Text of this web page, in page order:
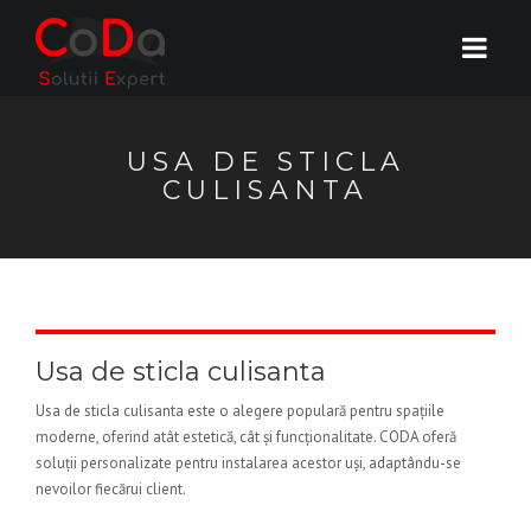
USA DE STICLA
CULISANTA
Usa de sticla culisanta
Usa de sticla culisanta este o alegere populară pentru spațiile
moderne, oferind atât estetică, cât și funcționalitate. CODA oferă
soluții personalizate pentru instalarea acestor uși, adaptându-se
nevoilor fiecărui client.